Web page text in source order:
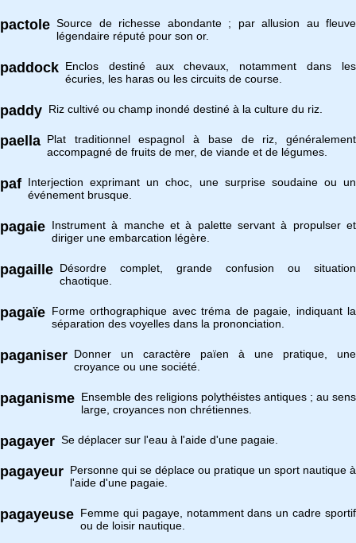
pactole Source de richesse abondante ; par allusion au fleuve
légendaire réputé pour son or.
paddock Enclos destiné aux chevaux, notamment dans les
écuries, les haras ou les circuits de course.
paddy Riz cultivé ou champ inondé destiné à la culture du riz.
paella Plat traditionnel espagnol à base de riz, généralement
accompagné de fruits de mer, de viande et de légumes.
paf Interjection exprimant un choc, une surprise soudaine ou un
événement brusque.
pagaie Instrument à manche et à palette servant à propulser et
diriger une embarcation légère.
pagaille Désordre complet, grande confusion ou situation
chaotique.
pagaïe Forme orthographique avec tréma de pagaie, indiquant la
séparation des voyelles dans la prononciation.
paganiser Donner un caractère païen à une pratique, une
croyance ou une société.
paganisme Ensemble des religions polythéistes antiques ; au sens
large, croyances non chrétiennes.
pagayer Se déplacer sur l'eau à l'aide d'une pagaie.
pagayeur Personne qui se déplace ou pratique un sport nautique à
l'aide d'une pagaie.
pagayeuse Femme qui pagaye, notamment dans un cadre sportif
ou de loisir nautique.